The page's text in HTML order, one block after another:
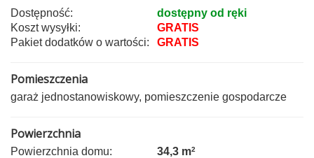
Dostępność:
dostępny od ręki
Koszt wysyłki:
GRATIS
Pakiet dodatków o wartości:
GRATIS
Pomieszczenia
garaż jednostanowiskowy, pomieszczenie gospodarcze
Powierzchnia
Powierzchnia domu: 34,3 m2